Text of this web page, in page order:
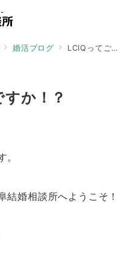
婚活ブログ LCIQってご存知ですか！？
か！？
結婚相談所へようこそ！